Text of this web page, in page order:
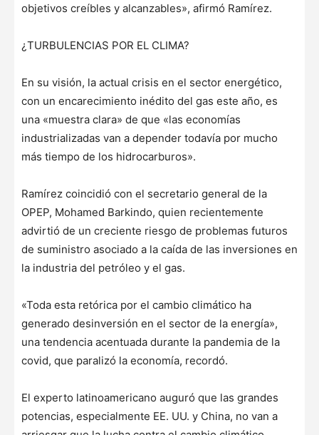
objetivos creíbles y alcanzables», afirmó Ramírez.
¿TURBULENCIAS POR EL CLIMA?
En su visión, la actual crisis en el sector energético,
con un encarecimiento inédito del gas este año, es
una «muestra clara» de que «las economías
industrializadas van a depender todavía por mucho
más tiempo de los hidrocarburos».
Ramírez coincidió con el secretario general de la
OPEP, Mohamed Barkindo, quien recientemente
advirtió de un creciente riesgo de problemas futuros
de suministro asociado a la caída de las inversiones en
la industria del petróleo y el gas.
«Toda esta retórica por el cambio climático ha
generado desinversión en el sector de la energía»,
una tendencia acentuada durante la pandemia de la
covid, que paralizó la economía, recordó.
El experto latinoamericano auguró que las grandes
potencias, especialmente EE. UU. y China, no van a